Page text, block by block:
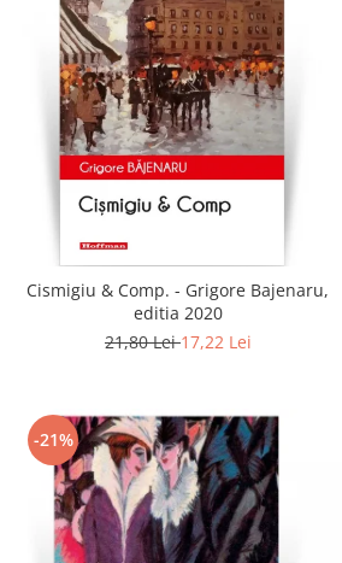
Cismigiu & Comp. - Grigore Bajenaru,
editia 2020
21,80 Lei17,22 Lei
-21%